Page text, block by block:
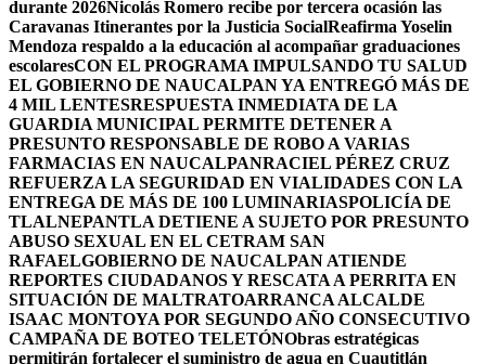
durante 2026Nicolás Romero recibe por tercera ocasión las
Caravanas Itinerantes por la Justicia SocialReafirma Yoselin
Mendoza respaldo a la educación al acompañar graduaciones
escolaresCON EL PROGRAMA IMPULSANDO TU SALUD
EL GOBIERNO DE NAUCALPAN YA ENTREGÓ MÁS DE
4 MIL LENTESRESPUESTA INMEDIATA DE LA
GUARDIA MUNICIPAL PERMITE DETENER A
PRESUNTO RESPONSABLE DE ROBO A VARIAS
FARMACIAS EN NAUCALPANRACIEL PÉREZ CRUZ
REFUERZA LA SEGURIDAD EN VIALIDADES CON LA
ENTREGA DE MÁS DE 100 LUMINARIASPOLICÍA DE
TLALNEPANTLA DETIENE A SUJETO POR PRESUNTO
ABUSO SEXUAL EN EL CETRAM SAN
RAFAELGOBIERNO DE NAUCALPAN ATIENDE
REPORTES CIUDADANOS Y RESCATA A PERRITA EN
SITUACIÓN DE MALTRATOARRANCA ALCALDE
ISAAC MONTOYA POR SEGUNDO AÑO CONSECUTIVO
CAMPAÑA DE BOTEO TELETÓNObras estratégicas
permitirán fortalecer el suministro de agua en Cuautitlán